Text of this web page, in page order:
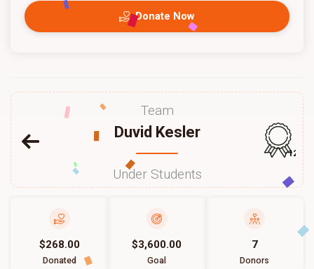
Donate Now
Team
Duvid Kesler
Under Students
120
$268.00
Donated
$3,600.00
Goal
7
Donors